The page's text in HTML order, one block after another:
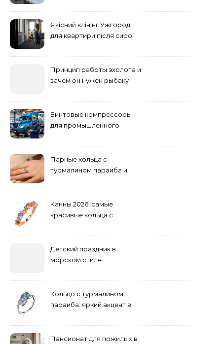
Якісний клінінг Ужгород
для квартири після сирої
Принцип работы эхолота и
зачем он нужен рыбаку
Винтовые компрессоры
для промышленного
Парные кольца с
турмалином параиба и
Канны 2026: самые
красивые кольца с
Детский праздник в
морском стиле:
Кольцо с турмалином
параиба: яркий акцент в
Пансионат для пожилых в